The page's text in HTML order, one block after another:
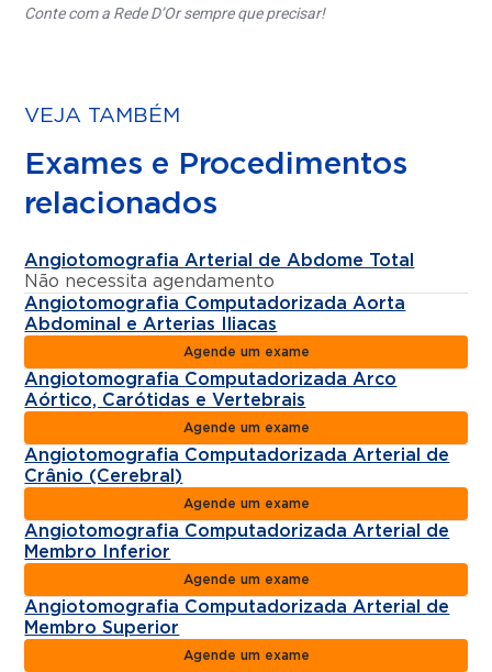
Conte com a Rede D’Or sempre que precisar!
VEJA TAMBÉM
Exames e Procedimentos
relacionados
Angiotomografia Arterial de Abdome Total
Não necessita agendamento
Angiotomografia Computadorizada Aorta
Abdominal e Arterias Iliacas
Agende um exame
Angiotomografia Computadorizada Arco
Aórtico, Carótidas e Vertebrais
Agende um exame
Angiotomografia Computadorizada Arterial de
Crânio (Cerebral)
Agende um exame
Angiotomografia Computadorizada Arterial de
Membro Inferior
Agende um exame
Angiotomografia Computadorizada Arterial de
Membro Superior
Agende um exame